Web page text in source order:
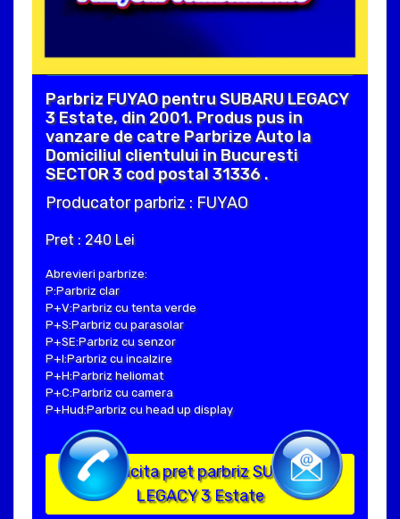
Parbriz FUYAO pentru SUBARU LEGACY
3 Estate, din 2001. Produs pus in
vanzare de catre Parbrize Auto la
Domiciliul clientului in Bucuresti
SECTOR 3 cod postal 31336 .
Producator parbriz : FUYAO
Pret : 240 Lei
Abrevieri parbrize:
P:Parbriz clar
P+V:Parbriz cu tenta verde
P+S:Parbriz cu parasolar
P+SE:Parbriz cu senzor
P+I:Parbriz cu incalzire
P+H:Parbriz heliomat
P+C:Parbriz cu camera
P+Hud:Parbriz cu head up display
Solicita pret parbriz SUBARU
LEGACY 3 Estate